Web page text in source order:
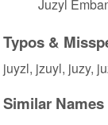
Juzyl
Typos &
juyzl, jzuyl, juzy,
Similar Names